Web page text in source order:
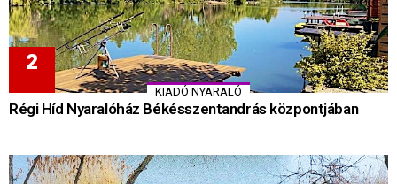
KIADÓ NYARALÓ
Régi Híd Nyaralóház Békésszentandrás központjában